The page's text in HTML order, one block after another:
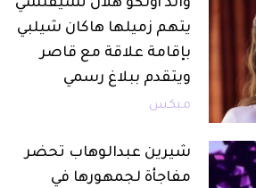
يتهم زميلها هاكان شيلبي
بإقامة علاقة مع قاصر
ويتقدم ببلاغ رسمي
ميكس
شيرين عبدالوهاب تحضر
مفاجأة لجمهورها في